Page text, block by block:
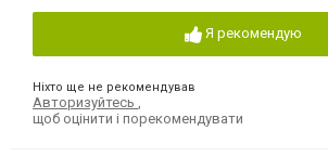
Я рекомендую
Ніхто ще не рекомендував
Авторизуйтесь
щоб оцінити і порекомендувати